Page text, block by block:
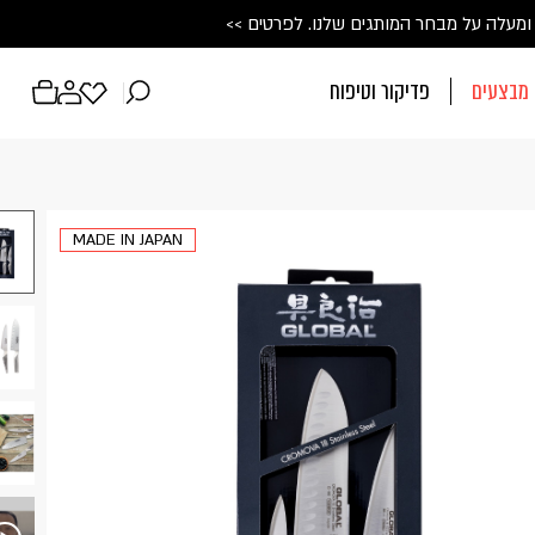
על מבחר המותגים שלנו. לפרטים >> טאנטו מיוחדת 💙 לכל הפרטים >>
מבצעים פדיקור וטיפוח
רשום כבר עכשיו.
MADE IN JAPAN